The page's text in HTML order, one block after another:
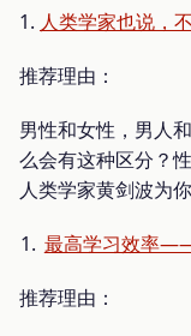
1. 人类学家也说，
推荐理由：
男性和女性，男人
么会有这种区分？
人类学家黄剑波为
最高学习效率
推荐理由：